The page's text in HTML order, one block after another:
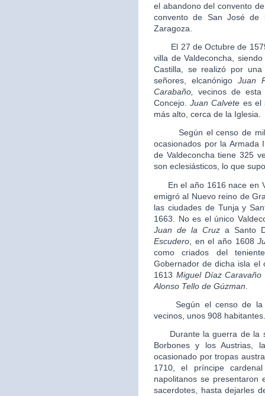
el abandono del convento
convento de San José de
Zaragoza.
El 27 de Octubre de 1575
villa de Valdeconcha,
Castilla, se realizó por
señores, elcanónigoJuan
Carabaño
vecinos de
Concejo.Juan Calvete es el
más alto, cerca de la Iglesia.
Según el censo de
ocasionados por la Armada
de Valdeconcha tiene 325
son eclesiásticos, lo que
En el año 1616 nace en
emigró al Nuevo reino de
las ciudades de Tunja y
1663. No es el único
Juan de la Cruz a Santo
Escudero , en el año 1608
como criados del
Gobernador de dicha isla el
1613 Miguel Díaz Caravaño
Alonso Tello de Gúzman
Según el censo de la
vecinos, unos 908 habitantes.
Durante la guerra de la
Borbones y los Austrias,
ocasionado por tropas
1710, el príncipe
napolitanos se presentaron
sacerdotes, hasta dejarles